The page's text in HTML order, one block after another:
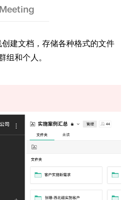
Meeting
建文档，存储各种格式的文件
组和个人。